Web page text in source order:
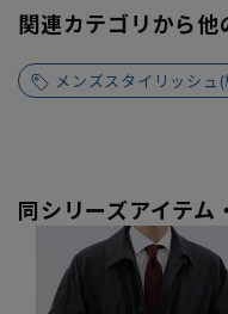
関連カテゴリから他
メンズスタイリッシュ
同シリーズアイテム